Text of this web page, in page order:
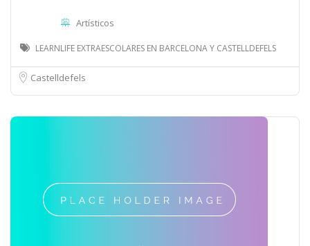
Artísticos
LEARNLIFE EXTRAESCOLARES EN BARCELONA Y CASTELLDEFELS
Castelldefels